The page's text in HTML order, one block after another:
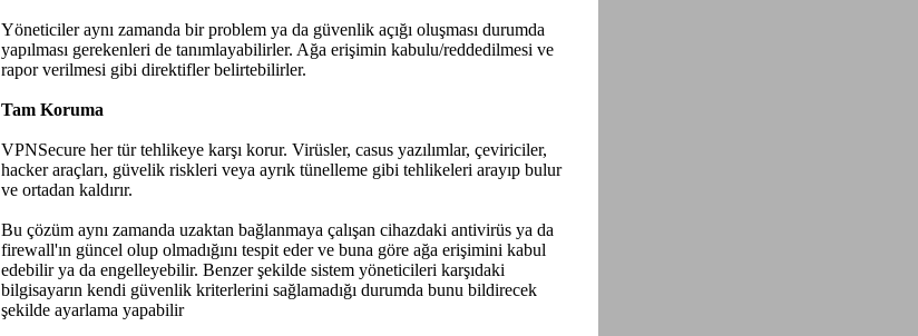
Yöneticiler aynı zamanda bir problem ya da güvenlik açığı oluşması durumda
yapılması gerekenleri de tanımlayabilirler. Ağa erişimin kabulu/reddedilmesi ve
rapor verilmesi gibi direktifler belirtebilirler.
Tam Koruma
VPNSecure her tür tehlikeye karşı korur. Virüsler, casus yazılımlar, çeviriciler,
hacker araçları, güvelik riskleri veya ayrık tünelleme gibi tehlikeleri arayıp bulur
ve ortadan kaldırır.
Bu çözüm aynı zamanda uzaktan bağlanmaya çalışan cihazdaki antivirüs ya da
firewall'ın güncel olup olmadığını tespit eder ve buna göre ağa erişimini kabul
edebilir ya da engelleyebilir. Benzer şekilde sistem yöneticileri karşıdaki
bilgisayarın kendi güvenlik kriterlerini sağlamadığı durumda bunu bildirecek
şekilde ayarlama yapabilir